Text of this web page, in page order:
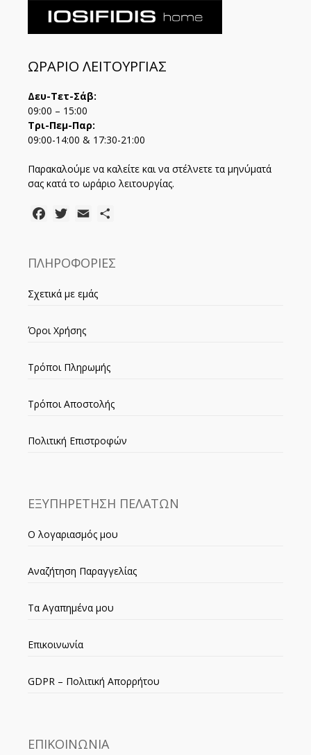
ΩΡΑΡΙΟ ΛΕΙΤΟΥΡΓΙΑΣ
Δευ-Τετ-Σάβ:
09:00 – 15:00
Τρι-Πεμ-Παρ:
09:00-14:00 & 17:30-21:00
Παρακαλούμε να καλείτε και να στέλνετε τα μηνύματά
σας κατά το ωράριο λειτουργίας.
FacebookTwitter
Email
ΠΛΗΡΟΦΟΡΙΕΣ
Σχετικά με εμάς
Όροι Χρήσης
Τρόποι Πληρωμής
Τρόποι Αποστολής
Πολιτική Επιστροφών
ΕΞΥΠΗΡΕΤΗΣΗ ΠΕΛΑΤΩΝ
Ο λογαριασμός μου
Αναζήτηση Παραγγελίας
Τα Αγαπημένα μου
Επικοινωνία
GDPR – Πολιτική Απορρήτου
ΕΠΙΚΟΙΝΩΝΙΑ